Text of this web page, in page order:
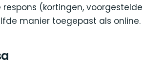
(kortingen, voorgestelde
manier toegepast als online.